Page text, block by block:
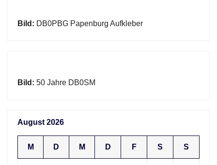
Bild: DB0PBG Papenburg Aufkleber
Bild: 50 Jahre DB0SM
August 2026
M D M D F S S